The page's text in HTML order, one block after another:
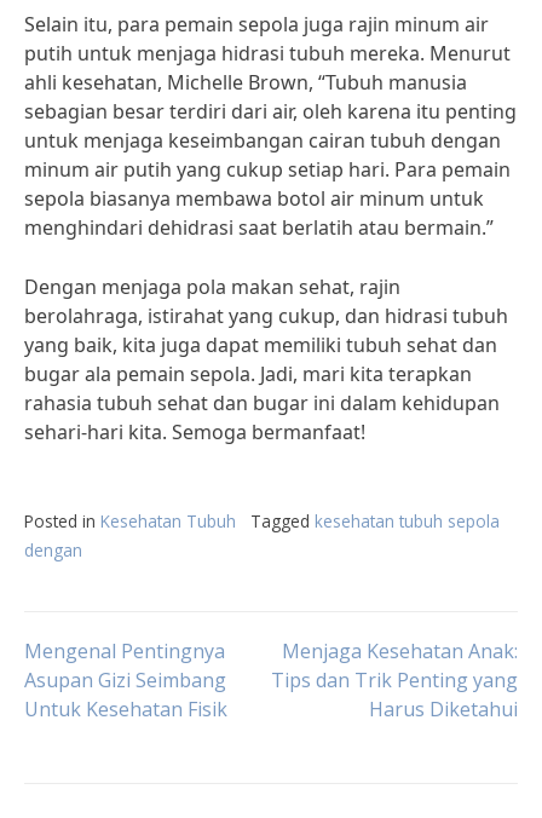
Selain itu, para pemain sepola juga rajin minum air
putih untuk menjaga hidrasi tubuh mereka. Menurut
ahli kesehatan, Michelle Brown, “Tubuh manusia
sebagian besar terdiri dari air, oleh karena itu penting
untuk menjaga keseimbangan cairan tubuh dengan
minum air putih yang cukup setiap hari. Para pemain
sepola biasanya membawa botol air minum untuk
menghindari dehidrasi saat berlatih atau bermain.”
Dengan menjaga pola makan sehat, rajin
berolahraga, istirahat yang cukup, dan hidrasi tubuh
yang baik, kita juga dapat memiliki tubuh sehat dan
bugar ala pemain sepola. Jadi, mari kita terapkan
rahasia tubuh sehat dan bugar ini dalam kehidupan
sehari-hari kita. Semoga bermanfaat!
Posted in Kesehatan Tubuh Tagged kesehatan tubuh sepola
dengan
Post
navigation
Mengenal Pentingnya
Asupan Gizi Seimbang
Untuk Kesehatan Fisik
Menjaga Kesehatan Anak:
Tips dan Trik Penting yang
Harus Diketahui